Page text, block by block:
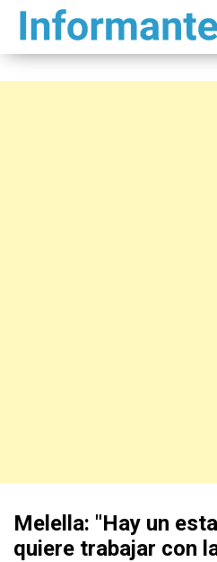
Melella: "Hay un
quiere trabajar con